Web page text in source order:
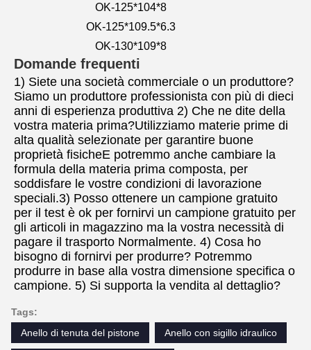
OK-125*104*8
OK-125*109.5*6.3
OK-130*109*8
Domande frequenti
1) Siete una società commerciale o un produttore?
Siamo un produttore professionista con più di dieci
anni di esperienza produttiva 2) Che ne dite della
vostra materia prima?Utilizziamo materie prime di
alta qualità selezionate per garantire buone
proprietà fisicheE potremmo anche cambiare la
formula della materia prima composta, per
soddisfare le vostre condizioni di lavorazione
speciali.3) Posso ottenere un campione gratuito
per il test è ok per fornirvi un campione gratuito per
gli articoli in magazzino ma la vostra necessità di
pagare il trasporto Normalmente. 4) Cosa ho
bisogno di fornirvi per produrre? Potremmo
produrre in base alla vostra dimensione specifica o
campione. 5) Si supporta la vendita al dettaglio?
Tags:
Anello di tenuta del pistone
Anello con sigillo idraulico